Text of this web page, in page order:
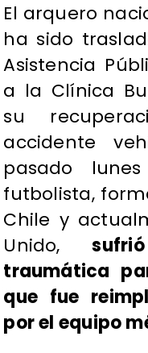
El arquero
ha sido
Asistencia
a la Clínica
su
accidente
pasado
futbolista,
Chile y
Unido,
traumática
que fue
por el equipo